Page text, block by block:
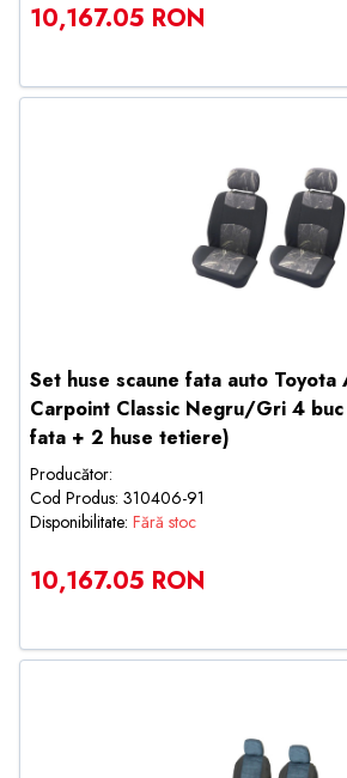
10,167.05 RON
Set huse scaune fata auto Toyota
Carpoint Classic Negru/Gri 4 buc
fata + 2 huse tetiere)
Producător:
Cod Produs: 310406-91
Disponibilitate: Fără stoc
10,167.05 RON